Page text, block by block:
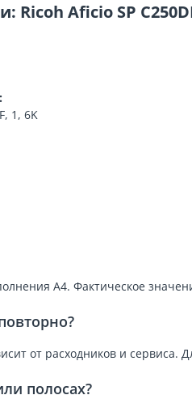
Aficio SP
1, 6K
A4. Фактическое
от расходников и
полосах?